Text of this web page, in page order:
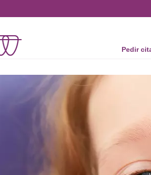
Pedir